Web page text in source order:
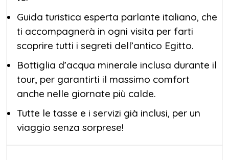
Guida turistica esperta parlante italiano, che
ti accompagnerà in ogni visita per farti
scoprire tutti i segreti dell’antico Egitto.
Bottiglia d’acqua minerale inclusa durante il
tour, per garantirti il massimo comfort
anche nelle giornate più calde.
Tutte le tasse e i servizi già inclusi, per un
viaggio senza sorprese!